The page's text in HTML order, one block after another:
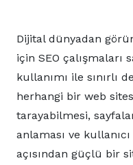
Dijital dünyadan
için SEO çalışmaları
kullanımı ile sınırlı
herhangi bir web
tarayabilmesi,
anlaması ve
açısından güçlü bir